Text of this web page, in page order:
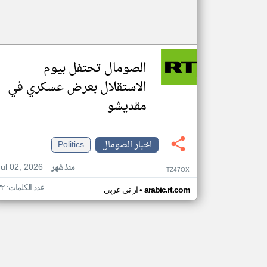
الصومال تحتفل بيوم
الاستقلال بعرض عسكري في
مقديشو
اخبار الصومال
Politics
02, 2026
منذ شهر TZ47OX
ار تي عربي• arabic.rt.com عدد الكلمات: ٣٢